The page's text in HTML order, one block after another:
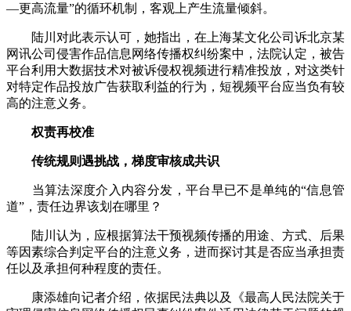
—更高流量”的循环机制，客观上产生流量倾斜。
陆川对此表示认可，她指出，在上海某文化公司诉北京某
网讯公司侵害作品信息网络传播权纠纷案中，法院认定，被告
平台利用大数据技术对被诉侵权视频进行精准投放，对这类针
对特定作品投放广告获取利益的行为，短视频平台应当负有较
高的注意义务。
权责再校准
传统规则遇挑战，梯度审核成共识
当算法深度介入内容分发，平台早已不是单纯的“信息管
道”，责任边界该划在哪里？
陆川认为，应根据算法干预视频传播的用途、方式、后果
等因素综合判定平台的注意义务，进而探讨其是否应当承担责
任以及承担何种程度的责任。
康添雄向记者介绍，依据民法典以及《最高人民法院关于